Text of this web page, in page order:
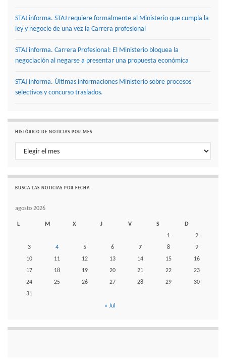
STAJ informa. STAJ requiere formalmente al Ministerio que cumpla la
ley y negocie de una vez la Carrera profesional
STAJ informa. Carrera Profesional: El Ministerio bloquea la
negociación al negarse a presentar una propuesta económica
STAJ informa. Últimas informaciones Ministerio sobre procesos
selectivos y concurso traslados.
HISTÓRICO DE NOTICIAS POR MES
Histórico de noticias por mes
BUSCA LAS NOTICIAS POR FECHA
agosto 2026
L M X J V S
D
1
2
3
4 5 6 7 8
9
10
11 12 13 14 15
16
17
18 19 20 21 22
23
24
25 26 27 28 29
30
31
« Jul